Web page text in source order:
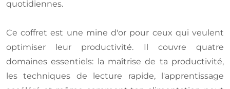
quotidiennes.
Ce coffret est une mine d'or pour ceux qui veulent
optimiser leur productivité. Il couvre quatre
domaines essentiels: la maîtrise de ta productivité,
les techniques de lecture rapide, l'apprentissage